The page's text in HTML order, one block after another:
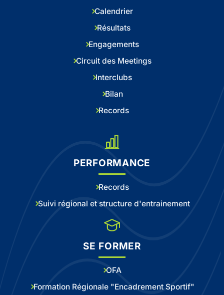
Calendrier
Résultats
Engagements
Circuit des Meetings
Interclubs
Bilan
Records
PERFORMANCE
Records
Suivi régional et structure d'entrainement
SE FORMER
OFA
Formation Régionale "Encadrement Sportif"